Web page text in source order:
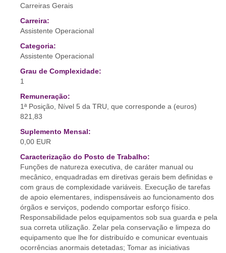
Carreiras Gerais
Carreira:
Assistente Operacional
Categoria:
Assistente Operacional
Grau de Complexidade:
1
Remuneração:
1ª Posição, Nível 5 da TRU, que corresponde a (euros)
821,83
Suplemento Mensal:
0,00 EUR
Caracterização do Posto de Trabalho:
Funções de natureza executiva, de caráter manual ou
mecânico, enquadradas em diretivas gerais bem definidas e
com graus de complexidade variáveis. Execução de tarefas
de apoio elementares, indispensáveis ao funcionamento dos
órgãos e serviços, podendo comportar esforço físico.
Responsabilidade pelos equipamentos sob sua guarda e pela
sua correta utilização. Zelar pela conservação e limpeza do
equipamento que lhe for distribuído e comunicar eventuais
ocorrências anormais detetadas; Tomar as iniciativas